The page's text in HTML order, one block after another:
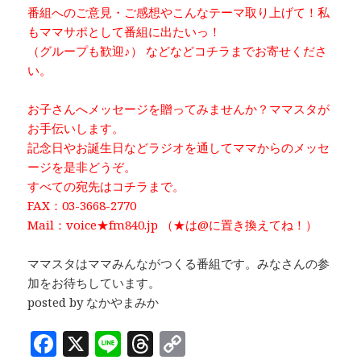
番組へのご意見・ご感想やこんなテーマ取り上げて！私
もママサポとして番組に出たいっ！
（グループも歓迎♪） などなどコチラまでお寄せくださ
い。
お子さんへメッセージを贈ってみませんか？ママスタが
お手伝いします。
記念日やお誕生日などラジオを通してママからのメッセ
ージを是非どうぞ。
すべての宛先はコチラまで。
FAX：03-3668-2770
Mail：voice★fm840.jp （★は@に置き換えてね！）
ママスタはママみんながつくる番組です。みなさんの参
加をお待ちしています。
posted by なかやまみか
F X Li T